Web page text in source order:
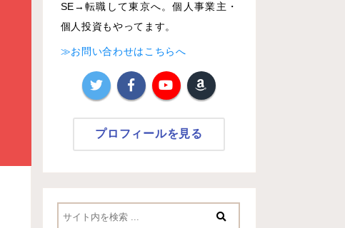
SE→転職して東京へ。個人事業主・
個人投資もやってます。
≫お問い合わせはこちらへ
プロフィールを見る